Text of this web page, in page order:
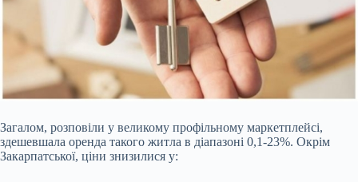
Загалом, розповіли у великому профільному маркетплейсі,
здешевшала оренда такого житла в діапазоні 0,1-23%. Окрім
Закарпатської, ціни знизилися у: